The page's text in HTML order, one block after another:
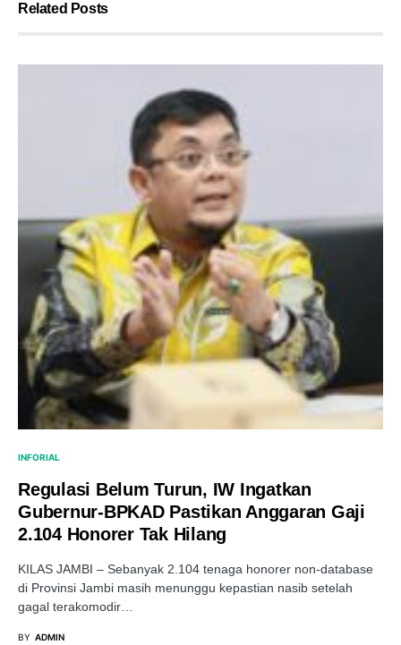
Related Posts
INFORIAL
Regulasi Belum Turun, IW Ingatkan
Gubernur-BPKAD Pastikan Anggaran Gaji
2.104 Honorer Tak Hilang
KILAS JAMBI – Sebanyak 2.104 tenaga honorer non-database
di Provinsi Jambi masih menunggu kepastian nasib setelah
gagal terakomodir…
BY ADMIN